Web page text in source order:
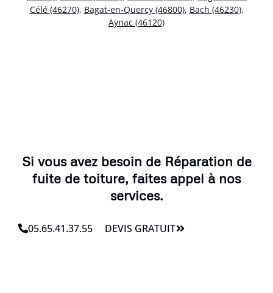
Célé (46270), Bagat-en-Quercy (46800), Bach (46230),
Aynac (46120)
Si vous avez besoin de Réparation de
fuite de toiture, faites appel à nos
services.
05.65.41.37.55 DEVIS GRATUIT